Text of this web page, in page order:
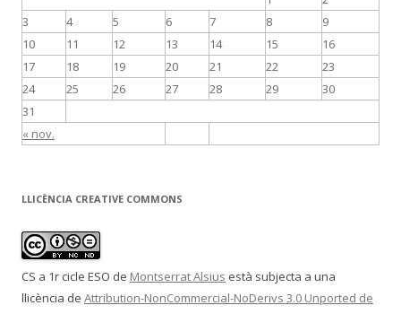
« nov.
3
4 5 6 7 8
9
10
11 12 13 14 15
16
17
18 19 20 21 22
23
24
25 26 27 28 29
30
31
LLICÈNCIA CREATIVE COMMONS
CS a 1r cicle ESO de Montserrat Alsius està subjecta a una
llicència de Attribution-NonCommercial-NoDerivs 3.0 Unported de